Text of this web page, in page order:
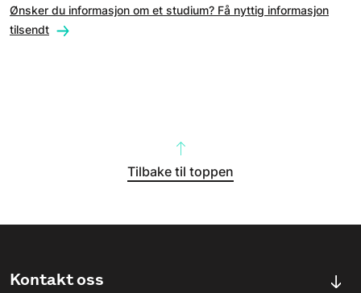
Ønsker du informasjon om et studium? Få nyttig informasjon
tilsendt
Tilbake til toppen
Kontakt oss